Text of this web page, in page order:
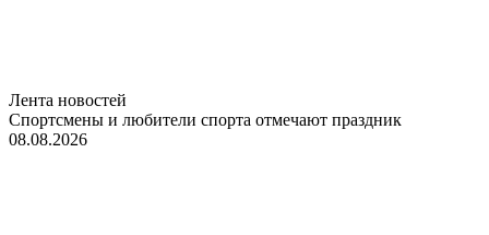
Лента новостей
Спортсмены и любители спорта отмечают праздник
08.08.2026